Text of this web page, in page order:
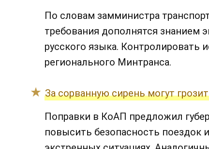
По словам замминистра
требования дополнятся знанием
русского языка. Контролировать
регионального Минтранса.
За сорванную сирень могут
Поправки в КоАП предложил
повысить безопасность поездок